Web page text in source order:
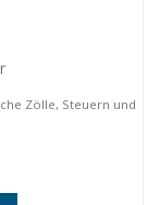
Zölle, Steuern und